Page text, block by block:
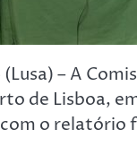
– A
de Lisboa,
o relatório